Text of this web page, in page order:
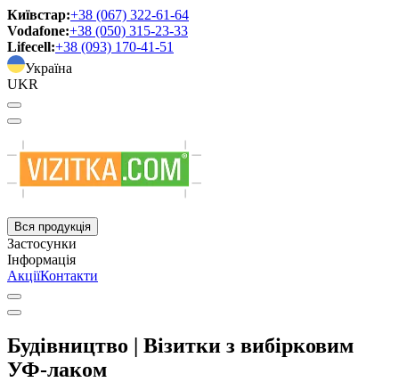
Київстар:+38 (067) 322-61-64
Vodafone:+38 (050) 315-23-33
Lifecell:+38 (093) 170-41-51
Україна
UKR
Вся продукція
Застосунки
Інформація
АкціїКонтакти
Будівництво | Візитки з вибірковим
УФ-лаком